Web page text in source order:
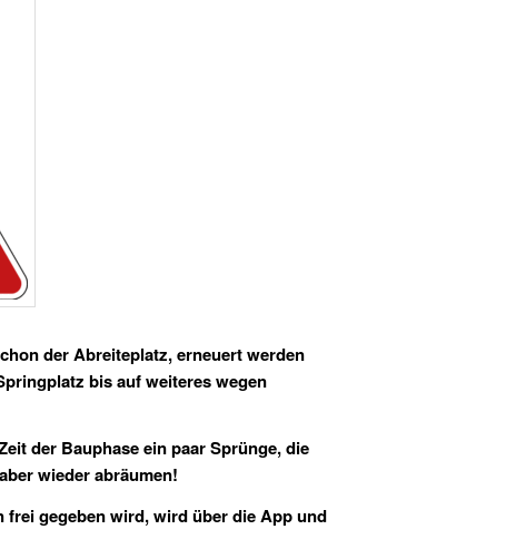
der Abreiteplatz, erneuert werden
bis auf weiteres wegen
der Bauphase ein paar Sprünge, die
wieder abräumen!
gegeben wird, wird über die App und